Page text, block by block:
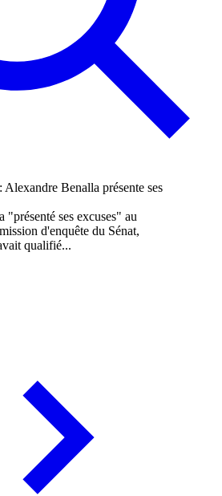
"présenté ses excuses" au
d'enquête du Sénat,
qualifié...